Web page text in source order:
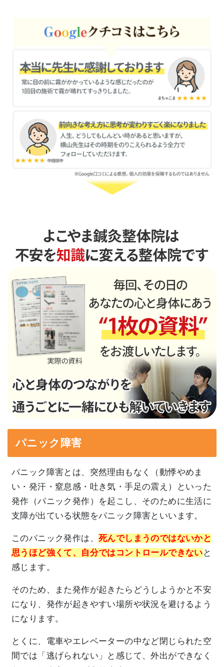
パニック障害
パニック障害とは、突然理由もなく（動悸やめま
い・発汗・窒息感・吐き気・手足の震え）といった
発作（パニック発作）を起こし、そのために生活に
支障が出ている状態をパニック障害といいます。
このパニック発作は、 死んでしまうのではないかと
思うほど強くて、自分ではコントロールできない と
感じます。
そのため、また発作が起きたらどうしようかと不安
になり、発作が起きやすい場所や状況を避けるよう
になります。
とくに、電車やエレベーターの中など閉じられた空
間では「逃げられない」と感じて、外出ができなく